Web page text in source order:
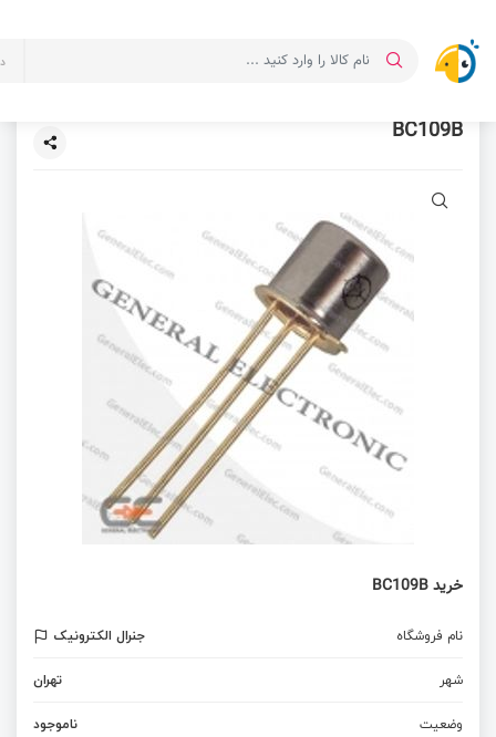
BC109B
خرید BC109B
نام فروشگاه
جنرال الکترونیک
شهر
تهران
وضعیت
ناموجود